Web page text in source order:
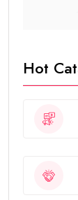
Hot